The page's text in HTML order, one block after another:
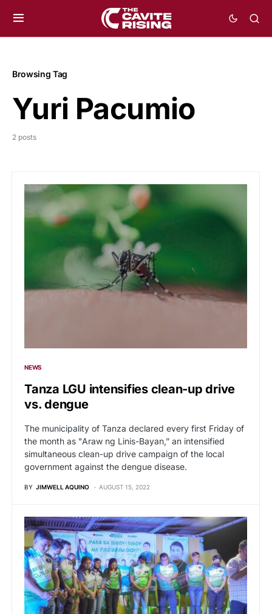
Browsing Tag
Yuri Pacumio
2 posts
NEWS
Tanza LGU intensifies clean-up drive
vs. dengue
The municipality of Tanza declared every first Friday of
the month as "Araw ng Linis-Bayan,” an intensified
simultaneous clean-up drive campaign of the local
government against the dengue disease.
BY JIMWELL AQUINO AUGUST 15, 2022